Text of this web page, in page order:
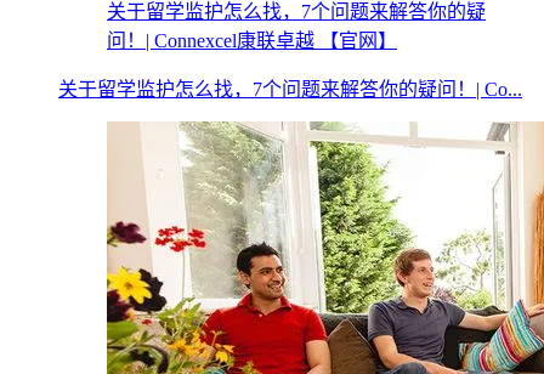
关于留学监护怎么找，7个问题来解答你的疑
问！| Connexcel康联卓越 【官网】
关于留学监护怎么找，7个问题来解答你的疑问！| Co...